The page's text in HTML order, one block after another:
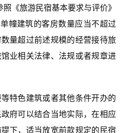
《旅游民宿基本要求与评价》
单幢建筑的客房数量应当不超过
量超过前述规模的经营接待旅
业相关法律、法规或者规章进
色建筑或者其他条件开办的
府可以结合当地实际，在相应
下，适当放宽前款规定的民宿